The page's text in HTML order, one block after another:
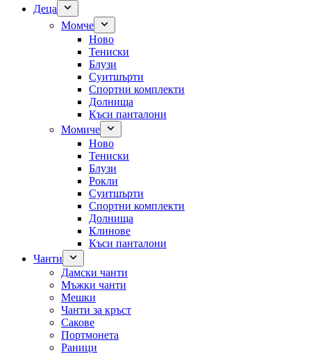
Деца
Момче
Ново
Тениски
Блузи
Суитшърти
Спортни комплекти
Долнища
Къси панталони
Момиче
Ново
Тениски
Блузи
Рокли
Суитшърти
Спортни комплекти
Долнища
Клинове
Къси панталони
Чанти
Дамски чанти
Мъжки чанти
Мешки
Чанти за кръст
Сакове
Портмонета
Раници